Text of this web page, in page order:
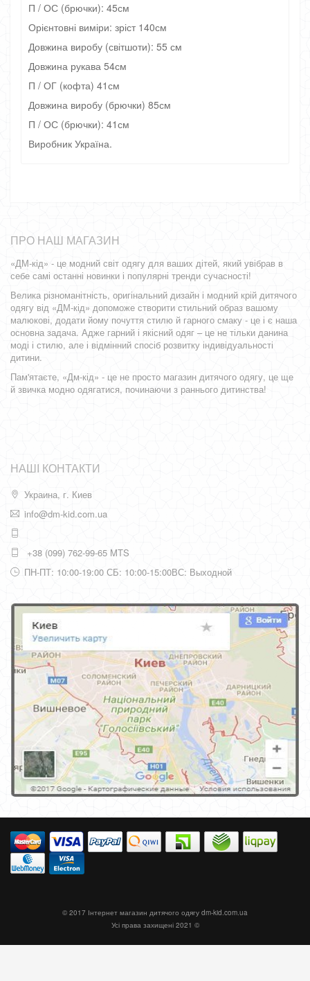
П / ОС (брючки): 45см
Орієнтовні виміри: зріст 140см
Довжина виробу (світшоти): 55 см
Довжина рукава 54см
П / ОГ (кофта) 41см
Довжина виробу (брючки) 85см
П / ОС (брючки): 41см
Виробник Україна.
ПРО НАШ МАГАЗИН
«ДМ-кід» - це модний світ одягу для ваших дітей, який увібрав в
себе самі останні новинки і популярні тренди сучасності!
Велика різноманітність, оригінальний дизайн і модний крій дитячого
одягу від «ДМ-кід» допоможе створити стильний образ вашому
малюкові, додати йому почуття стилю й гарного смаку - це і є наша
основна задача. Адже гарний і якісний одяг – це не тільки данина
моді і стилю, але і відмінний спосіб розвитку індивідуальності
дитини.
Пам'ятаєте, «Дм-кід» - це не просто магазин дитячого одягу, це ще
й звичка модно одягатися, починаючи з раннього дитинства!
НАШІ КОНТАКТИ
Украина, г. Киев
info@dm-kid.com.ua
+38 (099) 762-99-65 MTS
ПН-ПТ: 10:00-19:00 СБ: 10:00-15:00ВС: Выходной
© 2017 Інтернет магазин дитячого одягу dm-kid.com.ua
Усі права захищені 2021 ©